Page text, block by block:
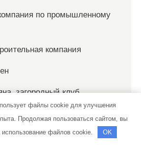
по промышленному
компания
загородный клуб
файлы cookie для улучшения
Продолжая пользоваться сайтом, вы
использование файлов cookie.
OK